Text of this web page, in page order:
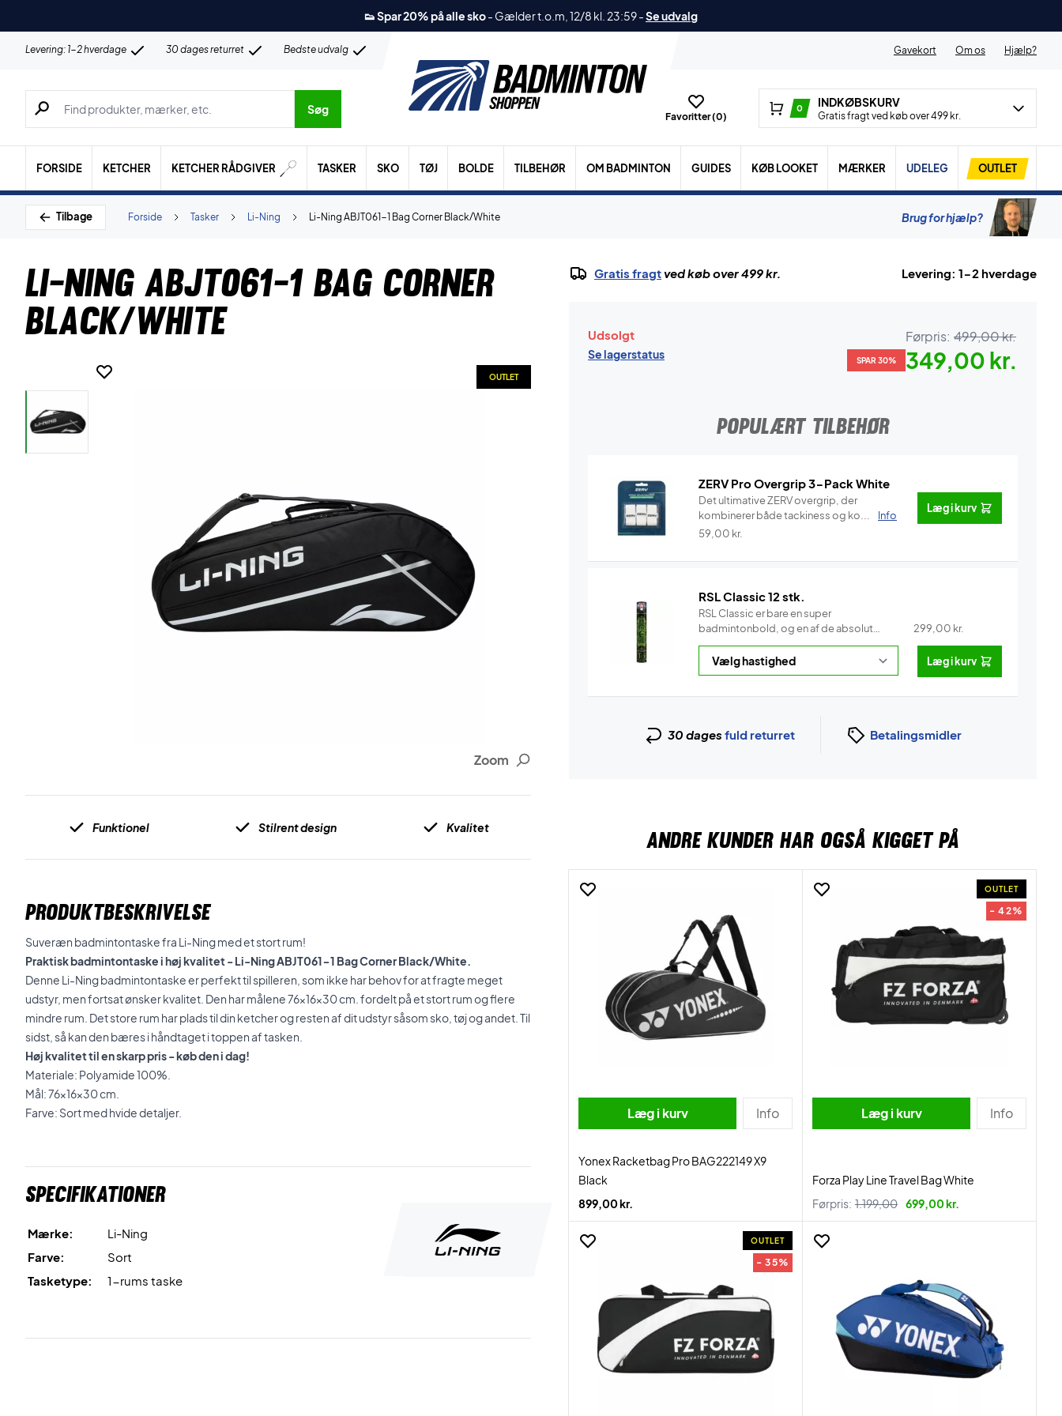
👟 Spar 20% på alle sko- Gælder t.o.m, 12/8 kl. 23:59-Se udvalg
Levering: 1-2 hverdage 30 dages returret Bedste udvalg Gavekort Om os Hjælp?
Søg efter produkter, mærker etc.
Søg
Favoritter (0)
0 INDKØBSKURV
Gratis fragt ved køb over 499 kr.
FORSIDE KETCHER KETCHER RÅDGIVER TASKER SKO TØJ BOLDE TILBEHØR OM BADMINTON GUIDES KØB LOOKET MÆRKER UDELEG OUTLET
Tilbage Li-Ning ABJT061-1 Bag Corner Black/White
Li-Ning
Tasker
Forside Brug for hjælp?
Li-Ning ABJT061-1 Bag Corner
Black/White
Zoom
OUTLET
Funktionel Stilrent design Kvalitet
PRODUKTBESKRIVELSE
Suveræn badmintontaske fra Li-Ning med et stort rum!
Praktisk badmintontaske i høj kvalitet - Li-Ning ABJT061-1 Bag Corner Black/White.
Denne Li-Ning badmintontaske er perfekt til spilleren, som ikke har behov for at fragte meget
udstyr, men fortsat ønsker kvalitet. Den har målene 76x16x30 cm. fordelt på et stort rum og flere
mindre rum. Det store rum har plads til din ketcher og resten af dit udstyr såsom sko, tøj og andet. Til
sidst, så kan den bæres i håndtaget i toppen af tasken.
Høj kvalitet til en skarp pris - køb den i dag!
Materiale: Polyamide 100%.
Mål: 76x16x30 cm.
Farve: Sort med hvide detaljer.
Specifikationer
Mærke:
Li-Ning
Farve:
Sort
Tasketype:
1-rums taske
Gratis fragtved køb over 499 kr. Levering: 1-2 hverdage
Udsolgt
Se lagerstatus
Førpris: 499,00 kr.
SPAR 30% 349,00 kr.
POPULÆRT TILBEHØR
ZERV Pro Overgrip 3-Pack White
Det ultimative ZERV overgrip, der
kombinerer både tackiness og ko...
Info
59,00 kr.
Læg i kurv
RSL Classic 12 stk.
RSL Classic er bare en super
badmintonbold, og en af de absolut
be... Info
299,00 kr.
Læg i kurv
30 dages fuld returret Betalingsmidler
ANDRE KUNDER HAR OGSÅ KIGGET PÅ
Læg i kurv Info
Yonex Racketbag Pro BAG222149 X9
Black
899,00 kr.
OUTLET
- 42%
Læg i kurv Info
Forza Play Line Travel Bag White
Førpris: 1.199,00 699,00 kr.
OUTLET
- 35%